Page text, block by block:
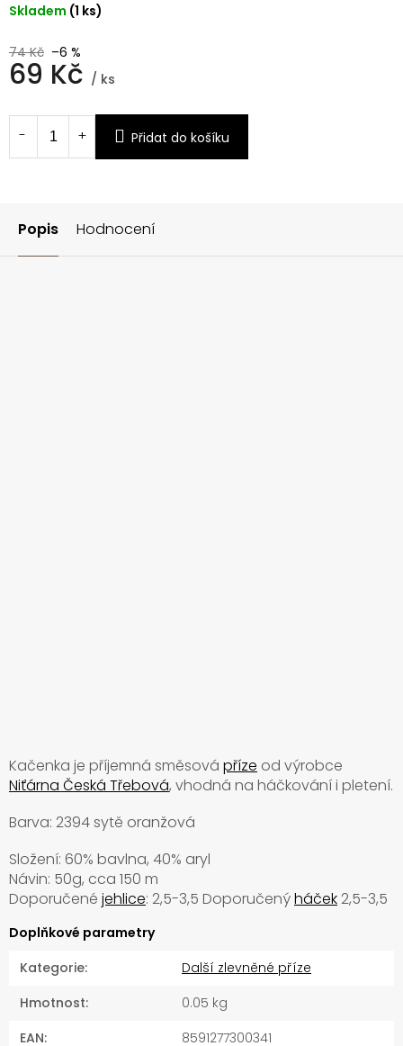
74 Kč –6 %
69 Kč / ks
cena:
Skladem (1 ks)
Přidat do košíku
Popis Hodnocení
Kačenka je příjemná směsová příze od výrobce
Niťárna Česká Třebová, vhodná na háčkování i pletení.
Barva: 2394 sytě oranžová
Složení: 60% bavlna, 40% aryl
Návin: 50g, cca 150 m
Doporučené jehlice: 2,5-3,5 Doporučenýháček 2,5-3,5
Doplňkové parametry
Kategorie:
Další zlevněné příze
Hmotnost:
0.05 kg
EAN: 8591277300341